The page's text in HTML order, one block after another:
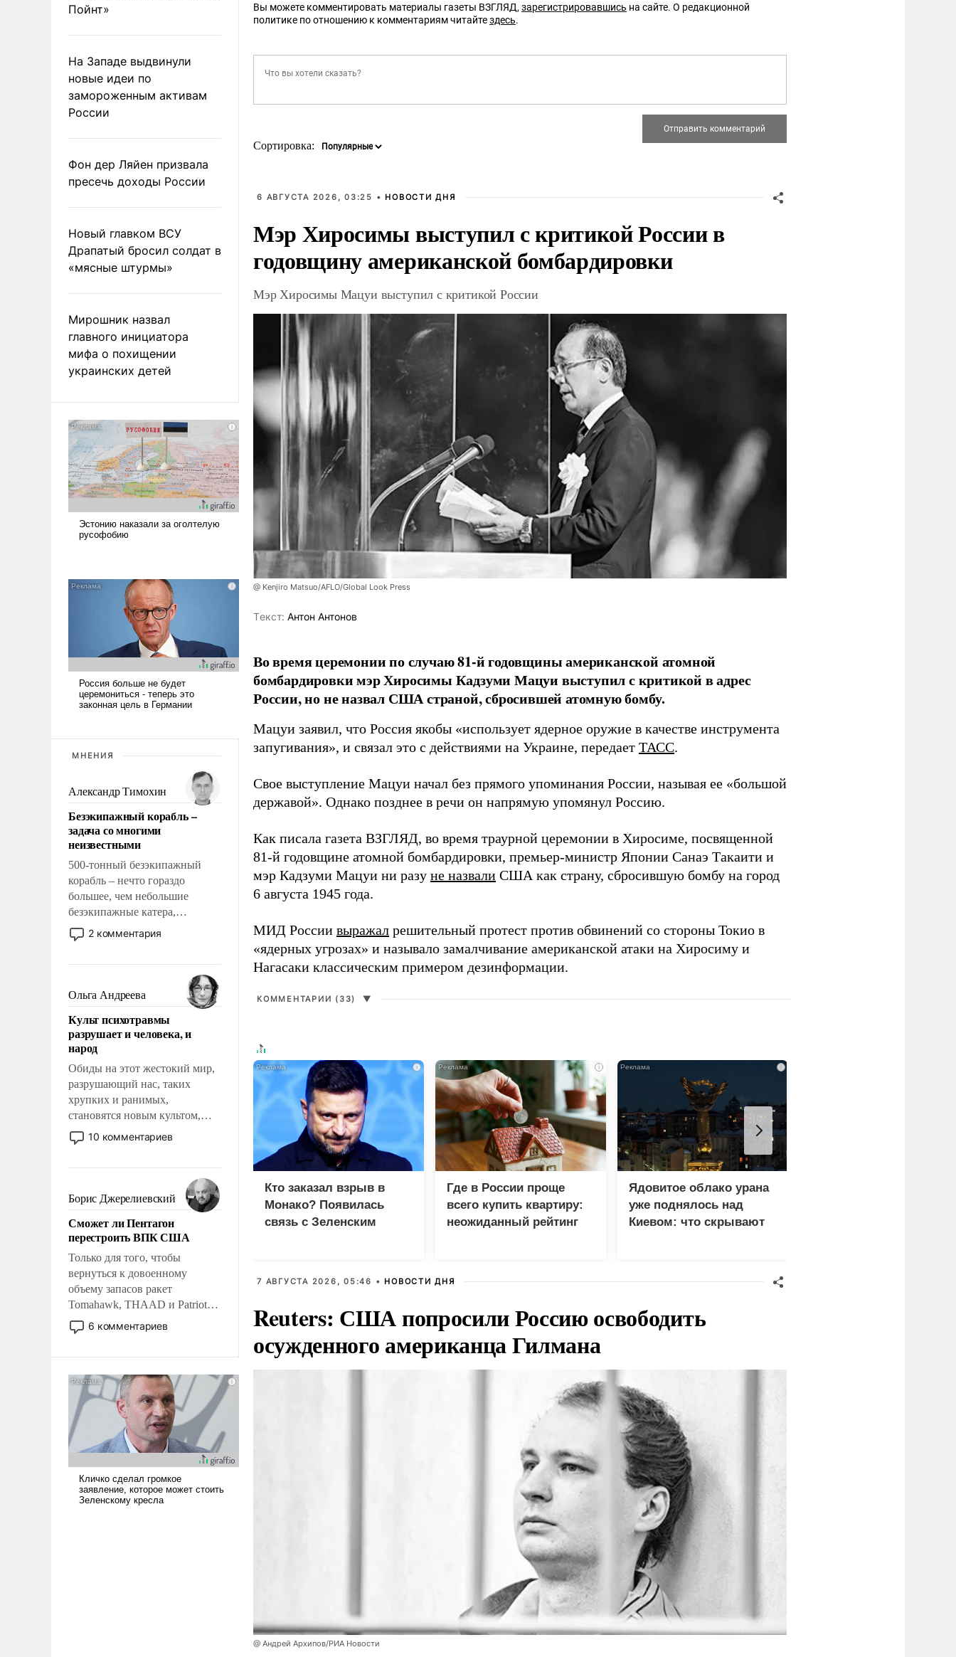
Пойнт»
На Западе выдвинули
новые идеи по
замороженным активам
России
Фон дер Ляйен призвала
пресечь доходы России
Новый главком ВСУ
Драпатый бросил солдат в
«мясные штурмы»
Мирошник назвал
главного инициатора
мифа о похищении
украинских детей
МНЕНИЯ
Александр Тимохин
Безэкипажный корабль –
задача со многими
неизвестными
500-тонный безэкипажный
корабль – нечто гораздо
большее, чем небольшие
безэкипажные катера,
применение которых уже
стало обыденностью. Задача по
сложна и амбициозна. Однако
и ее реализация радикально
поднимет наши боевые
возможности.
2 комментария
Ольга Андреева
Культ психотравмы
разрушает и человека, и
народ
Обиды на этот жестокий мир,
разрушающий нас, таких
хрупких и ранимых,
становятся новым культом,
постепенно вытесняя и
отменяя традиционное
мужественным и твердым под
ударами судьбы, брать на себя
ответственность, помогать
слабым, идти вперед и
адаптироваться.
10 комментариев
Борис Джерелиевский
Сможет ли Пентагон
перестроить ВПК США
Только для того, чтобы
вернуться к довоенному
объему запасов ракет
Tomahawk, THAAD и Patriot
США потребуется более трех
лет. Даже небольшая война с
Сложившаяся ситуация
означает многолетний период
уязвимости США, например,
перед Китаем.
6 комментариев
Вы можете комментировать материалы газеты ВЗГЛЯД, зарегистрировавшись на сайте. О редакционной
политике по отношению к комментариям читайтездесь.
Сортировка:
6 АВГУСТА 2026, 03:25 • НОВОСТИ ДНЯ
Мэр Хиросимы выступил с критикой России в
годовщину американской бомбардировки
Мэр Хиросимы Мацуи выступил с критикой России
@ Kenjiro Matsuo/AFLO/Global Look Press
Tекст: Антон Антонов
Во время церемонии по случаю 81-й годовщины американской атомной
бомбардировки мэр Хиросимы Кадзуми Мацуи выступил с критикой в адрес
России, но не назвал США страной, сбросившей атомную бомбу.
Мацуи заявил, что Россия якобы «использует ядерное оружие в качестве инструмента
запугивания», и связал это с действиями на Украине, передает ТАСС.
Свое выступление Мацуи начал без прямого упоминания России, называя ее «большой
державой». Однако позднее в речи он напрямую упомянул Россию.
Как писала газета ВЗГЛЯД, во время траурной церемонии в Хиросиме, посвященной
81-й годовщине атомной бомбардировки, премьер-министр Японии Санаэ Такаити и
мэр Кадзуми Мацуи ни разу не назвали США как страну, сбросившую бомбу на город
6 августа 1945 года.
МИД России выражал решительный протест против обвинений со стороны Токио в
«ядерных угрозах» и называло замалчивание американской атаки на Хиросиму и
Нагасаки классическим примером дезинформации.
КОММЕНТАРИИ (33) ▼
i
Кто заказал взрыв в
Монако? Появилась
связь с Зеленским
i
Где в России проще
всего купить квартиру:
неожиданный рейтинг
i
Ядовитое облако урана
уже поднялось над
Киевом: что скрывают
7 АВГУСТА 2026, 05:46 • НОВОСТИ ДНЯ
Reuters: США попросили Россию освободить
осужденного американца Гилмана
@ Андрей Архипов/РИА Новости